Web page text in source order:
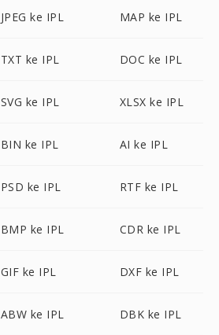
JPEG ke IPL MAP ke IPL
TXT ke IPL DOC ke IPL
SVG ke IPL XLSX ke IPL
BIN ke IPL AI ke IPL
PSD ke IPL RTF ke IPL
BMP ke IPL CDR ke IPL
GIF ke IPL DXF ke IPL
ABW ke IPL DBK ke IPL